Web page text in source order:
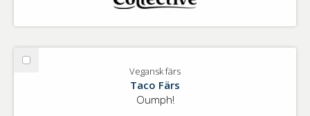
Välj
Vegansk färs
Taco Färs
Oumph!